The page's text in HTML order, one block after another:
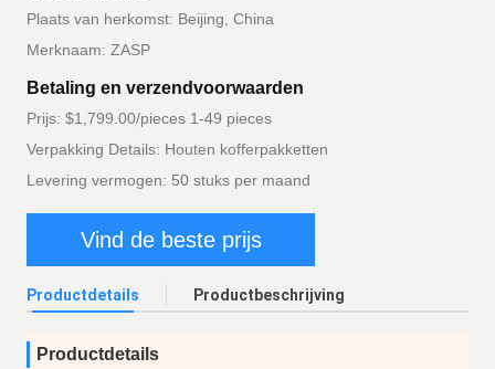
Plaats van herkomst: Beijing, China
Merknaam: ZASP
Betaling en verzendvoorwaarden
Prijs: $1,799.00/pieces 1-49 pieces
Verpakking Details: Houten kofferpakketten
Levering vermogen: 50 stuks per maand
Vind de beste prijs
Productdetails Productbeschrijving
Productdetails